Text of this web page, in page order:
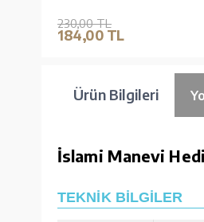
230,00 TL
184,00 TL
Ürün Bilgileri
İslami Manevi
TEKNİK BİLGİLER